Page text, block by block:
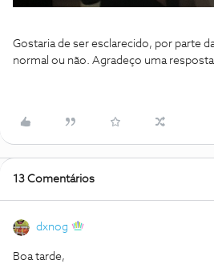
Gostaria de ser esclarecido, por parte
normal ou não. Agradeço uma
13 Comentários
dxnog
Boa tarde,